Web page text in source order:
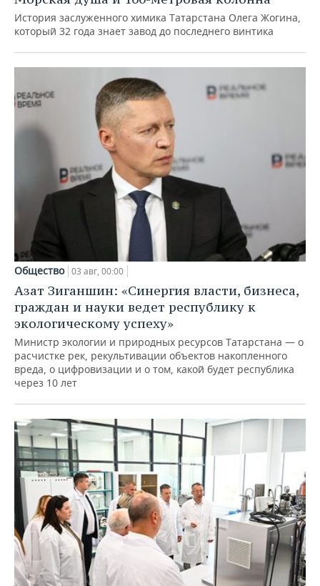
История заслуженного химика Татарстана Олега Жогина,
который 32 года знает завод до последнего винтика
Общество 03 авг, 00:00
Азат Зиганшин: «Синергия власти, бизнеса,
граждан и науки ведет республику к
экологическому успеху»
Министр экологии и природных ресурсов Татарстана — о
расчистке рек, рекультивации объектов накопленного
вреда, о цифровизации и о том, какой будет республика
через 10 лет